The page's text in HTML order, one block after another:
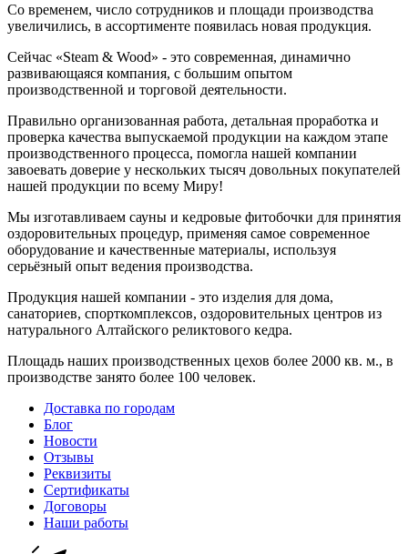
Со временем, число сотрудников и площади производства
увеличились, в ассортименте появилась новая продукция.
Сейчас «Steam & Wood» - это современная, динамично
развивающаяся компания, с большим опытом
производственной и торговой деятельности.
Правильно организованная работа, детальная проработка и
проверка качества выпускаемой продукции на каждом этапе
производственного процесса, помогла нашей компании
завоевать доверие у нескольких тысяч довольных покупателей
нашей продукции по всему Миру!
Мы изготавливаем сауны и кедровые фитобочки для принятия
оздоровительных процедур, применяя самое современное
оборудование и качественные материалы, используя
серьёзный опыт ведения производства.
Продукция нашей компании - это изделия для дома,
санаториев, спорткомплексов, оздоровительных центров из
натурального Алтайского реликтового кедра.
Площадь наших производственных цехов более 2000 кв. м., в
производстве занято более 100 человек.
Доставка по городам
Блог
Новости
Отзывы
Реквизиты
Сертификаты
Договоры
Наши работы